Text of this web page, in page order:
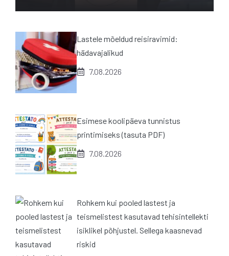
Lastele mõeldud reisiravimid:
hädavajalikud
7.08.2026
Esimese koolipäeva tunnistus
printimiseks (tasuta PDF)
7.08.2026
Rohkem kui pooled lastest ja
teismelistest kasutavad tehisintellekti
isiklikel põhjustel. Sellega kaasnevad
riskid